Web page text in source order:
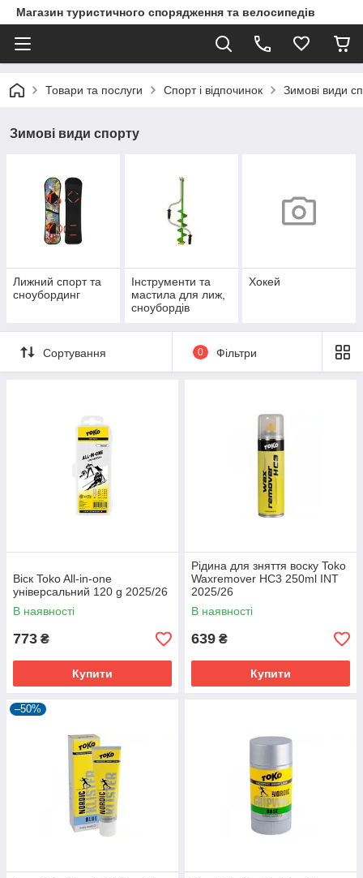
Магазин туристичного спорядження та велосипедів
Товари та послуги Спорт і відпочинок Зимові види
Зимові види спорту
Лижний спорт та
сноубординг
Інструменти та
мастила для лиж,
сноубордів
Хокей
Сортування 0 Фільтри
Віск Toko All-in-one
універсальний 120 g 2025/26
В наявності
773 ₴
Купити
Рідина для зняття воску Toko
Waxremover HC3 250ml INT
2025/26
В наявності
639 ₴
Купити
–50%